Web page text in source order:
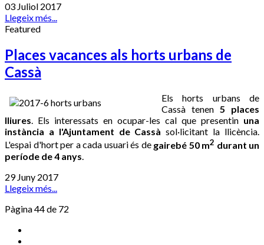
03 Juliol 2017
Llegeix més...
Featured
Places vacances als horts urbans de
Cassà
Els horts urbans de
Cassà tenen 5 places
lliures. Els interessats en ocupar-les cal que presentin una
instància a l'Ajuntament de Cassà sol·licitant la llicència.
L'espai d'hort per a cada usuari és de gairebé 50 m2 durant un
període de 4 anys
29 Juny 2017
Llegeix més...
Pàgina 44 de 72